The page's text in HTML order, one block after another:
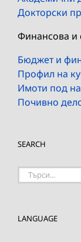
Докторски
Финансова и
Бюджет и
Профил на
Имоти под
Почивно
SEARCH
Търсене
LANGUAGE